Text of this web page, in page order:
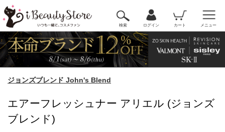
検索 ログイン カート メニュー
ジョンズブレンド John's Blend
エアーフレッシュナー アリエル (ジョンズ
ブレンド)